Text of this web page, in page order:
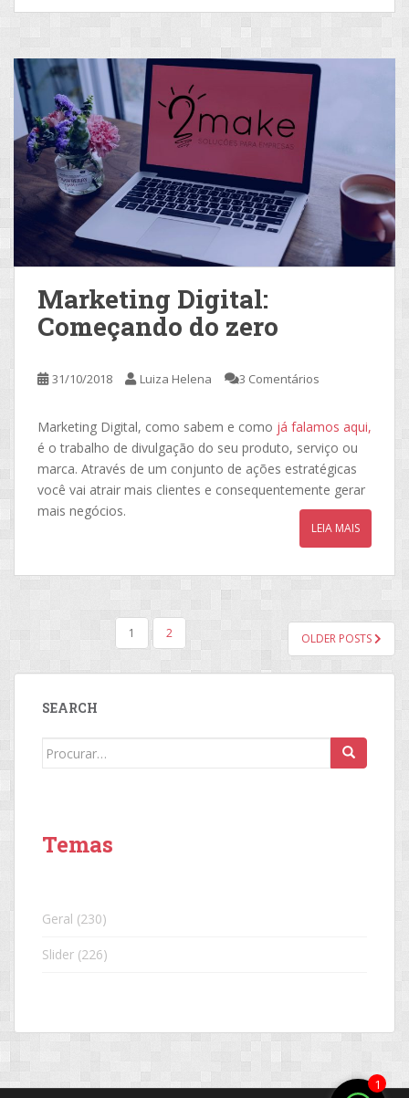
Marketing Digital:
Começando do zero
31/10/2018 Luiza Helena 3 Comentários
Marketing Digital, como sabem e como já falamos aqui,
é o trabalho de divulgação do seu produto, serviço ou
marca. Através de um conjunto de ações estratégicas
você vai atrair mais clientes e consequentemente gerar
mais negócios.
LEIA MAIS
NAVEGAÇÃO
POSTS
1 2 OLDER POSTS
SEARCH
Search
Temas
Geral (230)
Slider (226)
1